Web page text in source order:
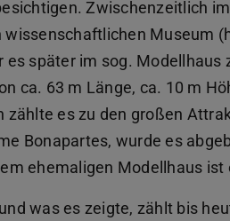
Zwischenzeitlich
wissenschaftlichen Museum
später im sog.
ca. 63 m Länge, ca. 10 m
zählte es zu den großen
Bonapartes, wurde es
ehemaligen Modellhaus
was es zeigte, zählt bis